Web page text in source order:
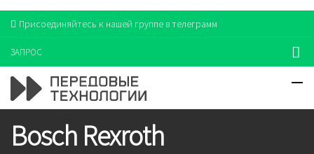
Присоединяйтесь к нашей группе в телеграмм
ЗАПРОС
Bosch Rexroth